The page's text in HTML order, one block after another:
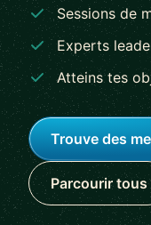
Sessions de
Experts
Atteins tes
Trouve des
Parcourir tous